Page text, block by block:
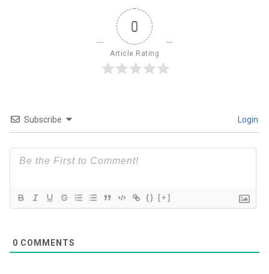
0
Article Rating
Subscribe Login
{} [+]
0 COMMENTS